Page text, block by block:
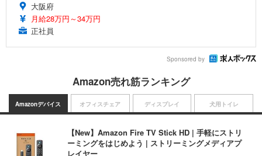
大阪府
月給28万円～34万円
正社員
Sponsored by
Amazon売れ筋ランキング
Amazonデバイス
【New】Amazon Fire TV Stick HD | 手軽にストリ
ーミングをはじめよう | ストリーミングメディアプ
レイヤー
オフィスチェア ディスプレイ 犬用トイレ